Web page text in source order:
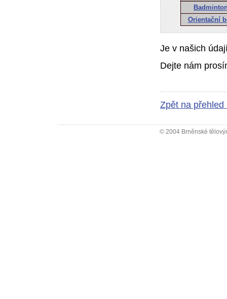
Orientační
Je v našich
Dejte nám
Zpět na přehled
© 2004 Brněnské